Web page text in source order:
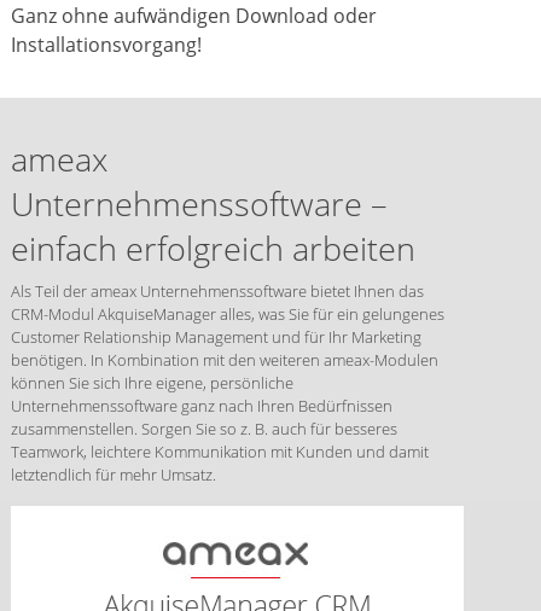
Ganz ohne aufwändigen Download oder
Installationsvorgang!
ameax
Unternehmenssoftware –
einfach erfolgreich arbeiten
Als Teil der ameax Unternehmenssoftware bietet Ihnen das
CRM-Modul AkquiseManager alles, was Sie für ein gelungenes
Customer Relationship Management und für Ihr Marketing
benötigen. In Kombination mit den weiteren ameax-Modulen
können Sie sich Ihre eigene, persönliche
Unternehmenssoftware ganz nach Ihren Bedürfnissen
zusammenstellen. Sorgen Sie so z. B. auch für besseres
Teamwork, leichtere Kommunikation mit Kunden und damit
letztendlich für mehr Umsatz.